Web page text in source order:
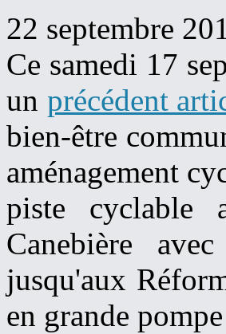
22 septembre
Ce samedi 17
un précédent
bien-être
aménagement
piste cyclable
Canebière
jusqu'aux
en grande